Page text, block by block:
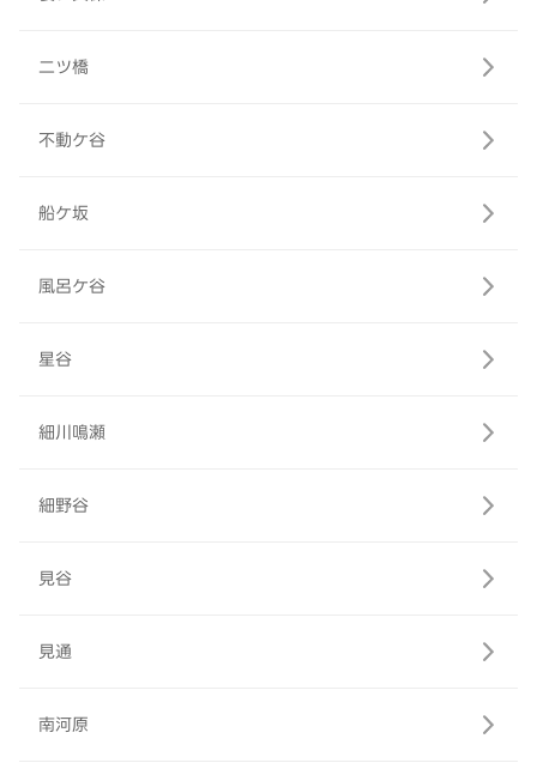
二ツ橋
不動ケ谷
船ケ坂
風呂ケ谷
星谷
細川鳴瀬
細野谷
見谷
見通
南河原